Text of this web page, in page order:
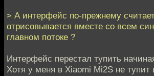
> А интерфейс по-прежнему
отрисовывается вместе со всем
главном потоке ?
Интерфейс перестал тупить
Хотя у меня в Xiaomi Mi2S не тупит